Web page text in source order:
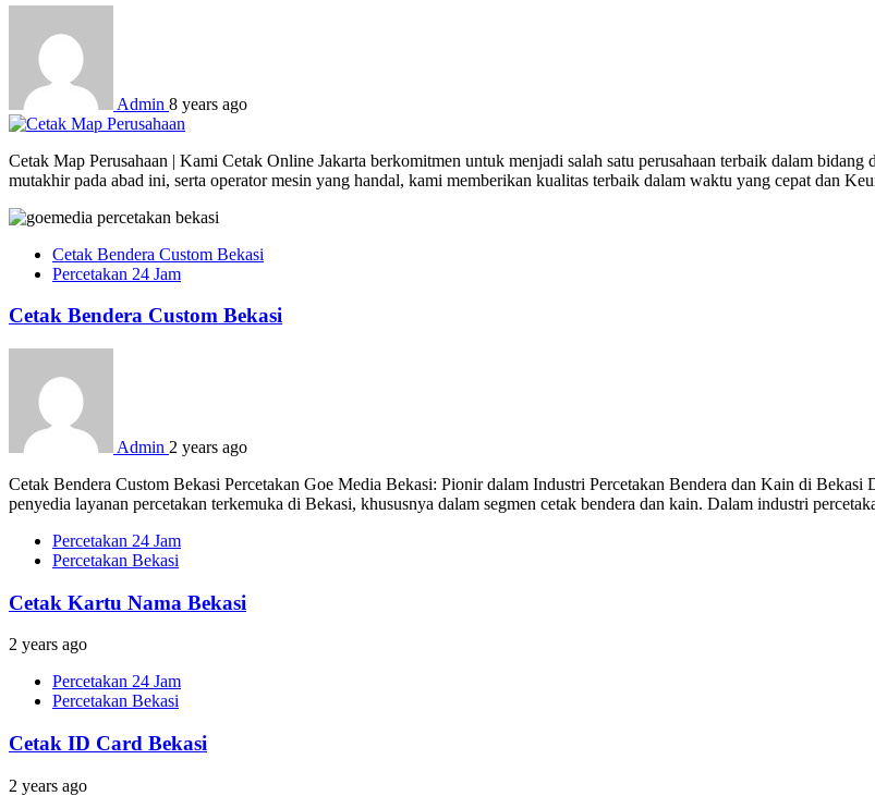
Admin 8 years ago
Cetak Map Perusahaan | Kami Cetak Online Jakarta berkomitmen untuk menjadi salah satu perusahaan terbaik dalam
mutakhir pada abad ini, serta operator mesin yang handal, kami memberikan kualitas terbaik dalam waktu yang cepat dan
Cetak Bendera Custom Bekasi
Percetakan 24 Jam
Cetak Bendera Custom Bekasi
Admin 2 years ago
Cetak Bendera Custom Bekasi Percetakan Goe Media Bekasi: Pionir dalam Industri Percetakan Bendera dan Kain di
penyedia layanan percetakan terkemuka di Bekasi, khususnya dalam segmen cetak bendera dan kain. Dalam industri
Percetakan 24 Jam
Percetakan Bekasi
Cetak Kartu Nama Bekasi
2 years ago
Percetakan 24 Jam
Percetakan Bekasi
Cetak ID Card Bekasi
2 years ago